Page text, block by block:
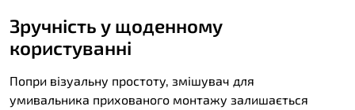
Зручність у щоденному
користуванні
Попри візуальну простоту, змішувач для
умивальника прихованого монтажу залишається